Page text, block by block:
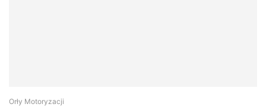
Orły Motoryzacji